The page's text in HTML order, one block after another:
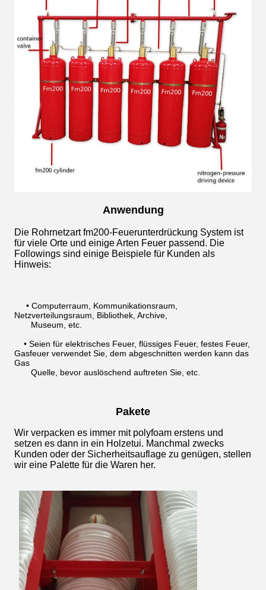
Anwendung
Die Rohrnetzart fm200-Feuerunterdrückung System ist
für viele Orte und einige Arten Feuer passend. Die
Followings sind einige Beispiele für Kunden als
Hinweis:
• Computerraum, Kommunikationsraum,
Netzverteilungsraum, Bibliothek, Archive,
Museum, etc.
• Seien für elektrisches Feuer, flüssiges Feuer, festes Feuer,
Gasfeuer verwendet Sie, dem abgeschnitten werden kann das
Gas
Quelle, bevor auslöschend auftreten Sie, etc.
Pakete
Wir verpacken es immer mit polyfoam erstens und
setzen es dann in ein Holzetui. Manchmal zwecks
Kunden oder der Sicherheitsauflage zu genügen, stellen
wir eine Palette für die Waren her.